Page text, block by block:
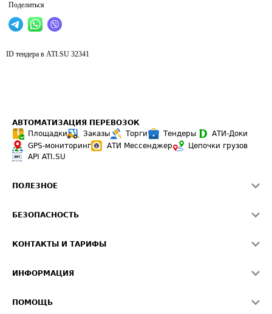
Поделиться
ID тендера в ATI.SU 32341
АВТОМАТИЗАЦИЯ ПЕРЕВОЗОК
Площадки
Заказы Торги Тендеры
АТИ-Доки
GPS-мониторинг
АТИ Мессенджер
Цепочки грузов
API ATI.SU
ПОЛЕЗНОЕ
Звезды ATI.SU на вашем сайте
Средние ставки
БЕЗОПАСНОСТЬ
Светофор+
О формировании Паспорта
КОНТАКТЫ И ТАРИФЫ
Реклама на сайте
ИНФОРМАЦИЯ
ПОМОЩЬ